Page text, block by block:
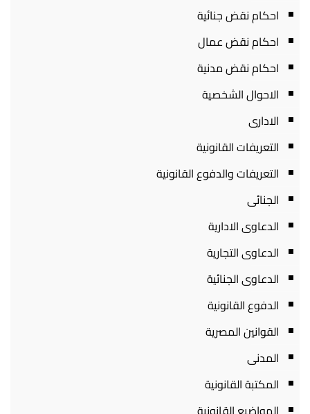
احكام نقض جنائية
احكام نقض عمال
احكام نقض مدنية
الاحوال الشخصية
الادارى
التعريفات القانونية
التعريفات والدفوع القانونية
الجنائى
الدعاوى الادارية
الدعاوى التجارية
الدعاوى الجنائية
الدفوع القانونية
القوانين المصرية
المدنى
المكتبة القانونية